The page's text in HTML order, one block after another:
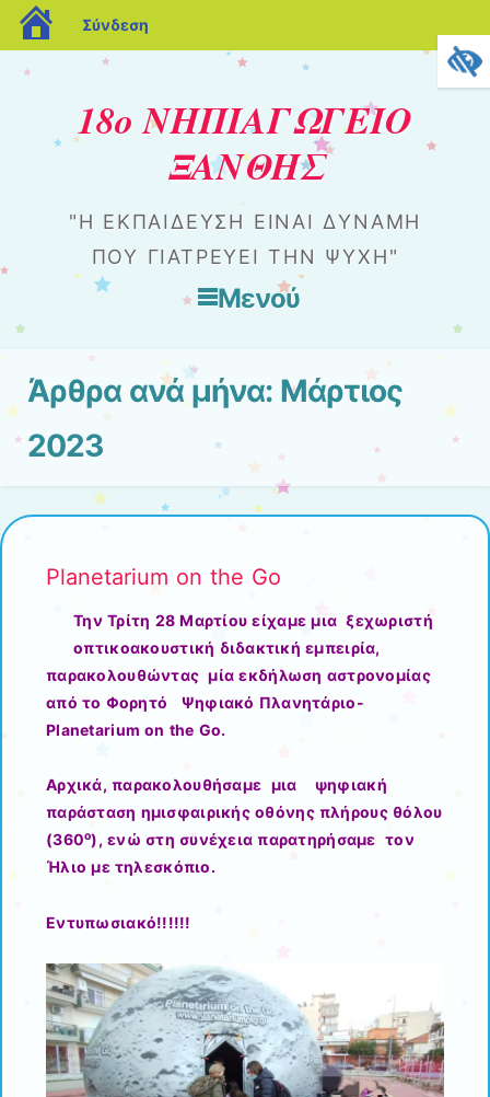
blogs.sch.gr
Σύνδεση
18ο ΝΗΠΙΑΓΩΓΕΙΟ
ΞΑΝΘΗΣ
"Η ΕΚΠΑΊΔΕΥΣΗ ΕΊΝΑΙ ΔΎΝΑΜΗ
ΠΟΥ ΓΙΑΤΡΕΎΕΙ ΤΗΝ ΨΥΧΉ"
Μενού
Μετάβαση στο περιεχόμενο
Άρθρα ανά μήνα: Μάρτιος
2023
Planetarium on the Go
Την Τρίτη 28 Μαρτίου είχαμε μια ξεχωριστή
οπτικοακουστική διδακτική εμπειρία,
παρακολουθώντας μία εκδήλωση αστρονομίας
από το Φορητό Ψηφιακό Πλανητάριο-
Planetarium on the Go.
Αρχικά, παρακολουθήσαμε μια ψηφιακή
παράσταση ημισφαιρικής οθόνης πλήρους θόλου
(360ο), ενώ στη συνέχεια παρατηρήσαμε τον
Ήλιο με τηλεσκόπιο.
Εντυπωσιακό!!!!!!